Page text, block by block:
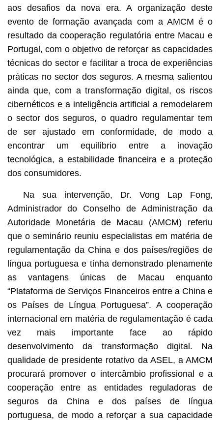
aos desafios da nova era. A organização deste
evento de formação avançada com a AMCM é o
resultado da cooperação regulatória entre Macau e
Portugal, com o objetivo de reforçar as capacidades
técnicas do sector e facilitar a troca de experiências
práticas no sector dos seguros. A mesma salientou
ainda que, com a transformação digital, os riscos
cibernéticos e a inteligência artificial a remodelarem
o sector dos seguros, o quadro regulamentar tem
de ser ajustado em conformidade, de modo a
encontrar um equilíbrio entre a inovação
tecnológica, a estabilidade financeira e a proteção
dos consumidores.
Na sua intervenção, Dr. Vong Lap Fong,
Administrador do Conselho de Administração da
Autoridade Monetária de Macau (AMCM) referiu
que o seminário reuniu especialistas em matéria de
regulamentação da China e dos países/regiões de
língua portuguesa e tinha demonstrado plenamente
as vantagens únicas de Macau enquanto
“Plataforma de Serviços Financeiros entre a China e
os Países de Língua Portuguesa”. A cooperação
internacional em matéria de regulamentação é cada
vez mais importante face ao rápido
desenvolvimento da transformação digital. Na
qualidade de presidente rotativo da ASEL, a AMCM
procurará promover o intercâmbio profissional e a
cooperação entre as entidades reguladoras de
seguros da China e dos países de língua
portuguesa, de modo a reforçar a sua capacidade